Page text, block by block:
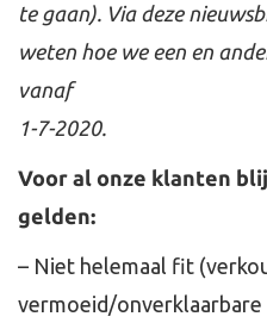
te gaan). Via deze
weten hoe we een en
vanaf
1-7-2020.
Voor al onze klanten
gelden:
– Niet helemaal fit
vermoeid/onverklaarbare